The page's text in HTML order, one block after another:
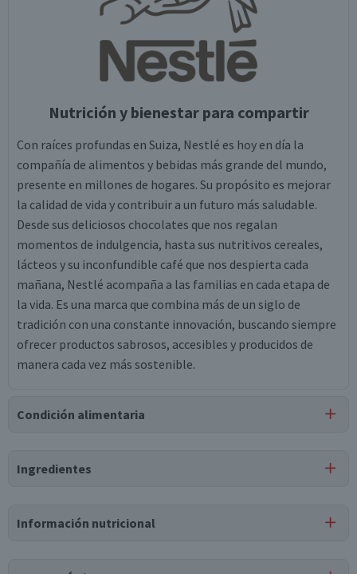
Nutrición y bienestar para compartir
Con raíces profundas en Suiza, Nestlé es hoy en día la
compañía de alimentos y bebidas más grande del mundo,
presente en millones de hogares. Su propósito es mejorar
la calidad de vida y contribuir a un futuro más saludable.
Desde sus deliciosos chocolates que nos regalan
momentos de indulgencia, hasta sus nutritivos cereales,
lácteos y su inconfundible café que nos despierta cada
mañana, Nestlé acompaña a las familias en cada etapa de
la vida. Es una marca que combina más de un siglo de
tradición con una constante innovación, buscando siempre
ofrecer productos sabrosos, accesibles y producidos de
manera cada vez más sostenible.
Condición alimentaria
Ingredientes
Información nutricional
Tabla nutricional